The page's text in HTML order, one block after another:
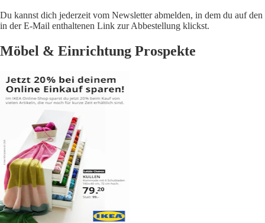
Du kannst dich jederzeit vom Newsletter abmelden, in dem du auf den
in der E-Mail enthaltenen Link zur Abbestellung klickst.
Möbel & Einrichtung Prospekte